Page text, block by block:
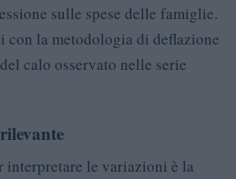
sulle spese delle famiglie.
con la metodologia di deflazione
calo osservato nelle serie
interpretare le variazioni è la